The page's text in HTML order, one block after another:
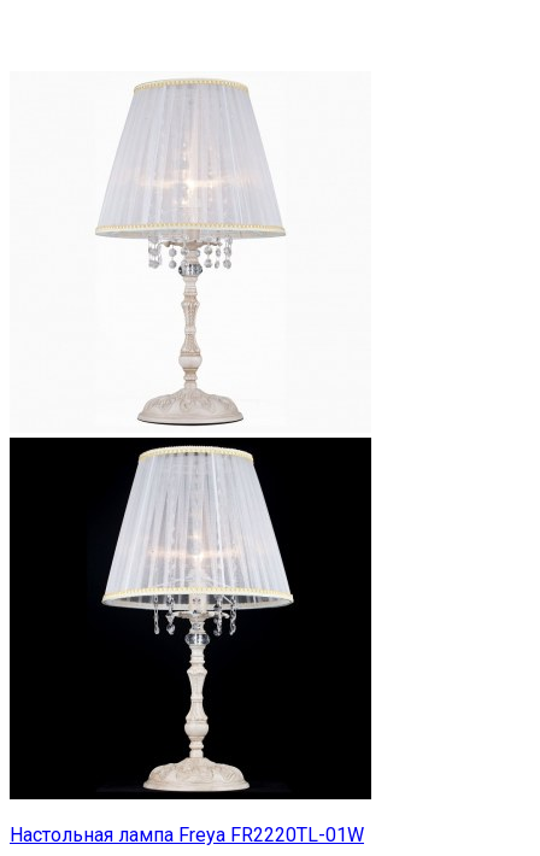
Настольная лампа Freya FR2220TL-01W